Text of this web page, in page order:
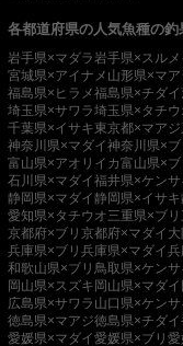
各都道府県の人気魚種の釣
岩手県×マダラ 岩手県×スルメ
宮城県×アイナメ 山形県×マア
福島県×ヒラメ福島県×チダイ
埼玉県×サワラ埼玉県×タチウ
千葉県×イサキ東京都×マアジ
神奈川県×マダイ神奈川県×ブ
富山県×アオリイカ富山県×ブ
石川県×マダイ福井県×ケンサ
静岡県×マダイ静岡県×イサキ
愛知県×タチウオ三重県×ブリ
京都府×ブリ 京都府×マダイ
兵庫県×ブリ 兵庫県×マダイ兵
和歌山県×ブリ 鳥取県×ケンサ
岡山県×スズキ岡山県×マダイ
広島県×サワラ 山口県×ケンサ
徳島県×マアジ徳島県×チダイ
愛媛県×マダイ愛媛県×ブリ 愛